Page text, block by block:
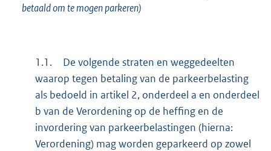
betaald om te mogen parkeren)
1.1.
De volgende straten en weggedeelten
waarop tegen betaling van de parkeerbelasting
als bedoeld in artikel 2, onderdeel a en onderdeel
b van de Verordening op de heffing en de
invordering van parkeerbelastingen (hierna:
Verordening) mag worden geparkeerd op zowel